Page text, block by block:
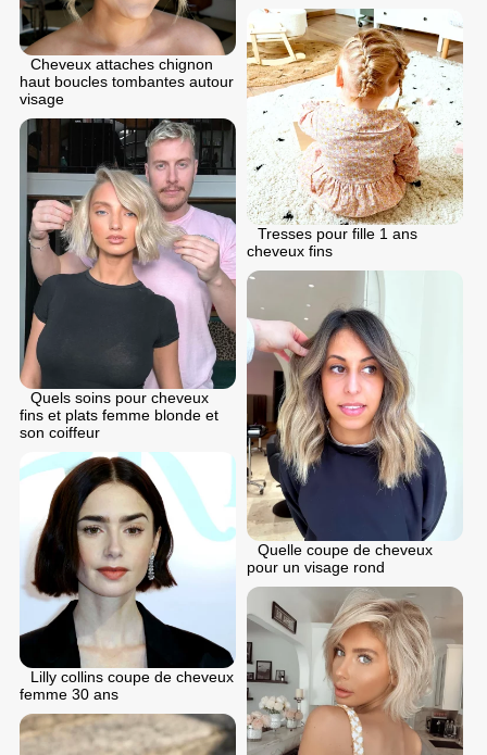
Cheveux attaches chignon
haut boucles tombantes autour
visage
Tresses pour fille 1 ans
cheveux fins
Quels soins pour cheveux
fins et plats femme blonde et
son coiffeur
Quelle coupe de cheveux
pour un visage rond
Lilly collins coupe de cheveux
femme 30 ans